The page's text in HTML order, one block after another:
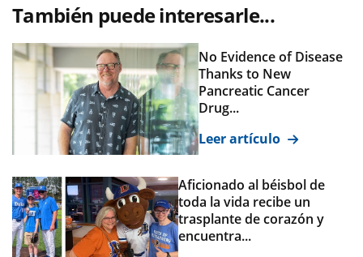
También puede interesarle...
No Evidence of Disease
Thanks to New
Pancreatic Cancer
Drug...
Leer artículo
Aficionado al béisbol de
toda la vida recibe un
trasplante de corazón y
encuentra...